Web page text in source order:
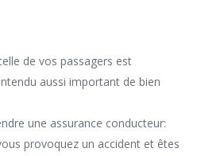
de vos passagers est
aussi important de bien
une assurance conducteur:
provoquez un accident et êtes